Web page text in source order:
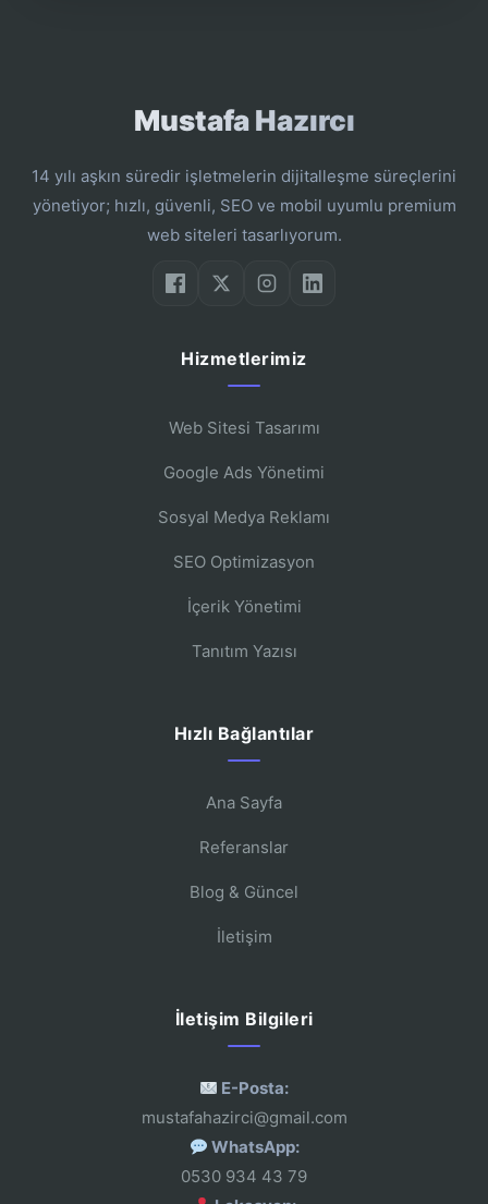
Mustafa Hazırcı
14 yılı aşkın süredir işletmelerin dijitalleşme süreçlerini
yönetiyor; hızlı, güvenli, SEO ve mobil uyumlu premium
web siteleri tasarlıyorum.
Hizmetlerimiz
Web Sitesi Tasarımı
Google Ads Yönetimi
Sosyal Medya Reklamı
SEO Optimizasyon
İçerik Yönetimi
Tanıtım Yazısı
Hızlı Bağlantılar
Ana Sayfa
Referanslar
Blog & Güncel
İletişim
İletişim Bilgileri
E-Posta:
mustafahazirci@gmail.com
WhatsApp:
0530 934 43 79